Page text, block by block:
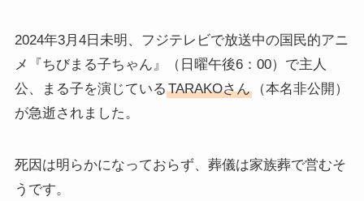
2024年3月4日未明、フジテレビで放送中の国民的アニ
メ『ちびまる子ちゃん』（日曜午後6：00）で主人
公、まる子を演じている TARAKOさん（本名非公開）
が急逝されました。
死因は明らかになっておらず、葬儀は家族葬で営むそ
うです。